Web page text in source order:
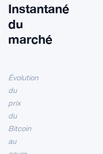
Instantané
du
marché
Évolution
du
prix
du
Bitcoin
au